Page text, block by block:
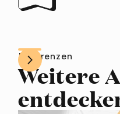
Referenzen
Weitere